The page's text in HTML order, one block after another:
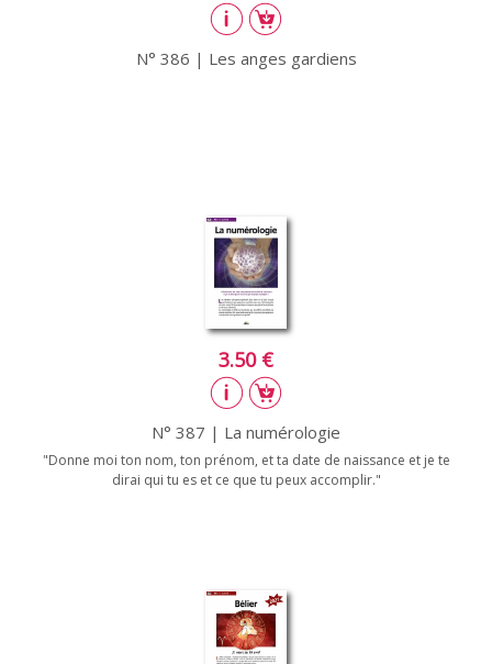
N° 386 | Les anges gardiens
3.50 €
N° 387 | La numérologie
"Donne moi ton nom, ton prénom, et ta date de naissance et je te
dirai qui tu es et ce que tu peux accomplir."